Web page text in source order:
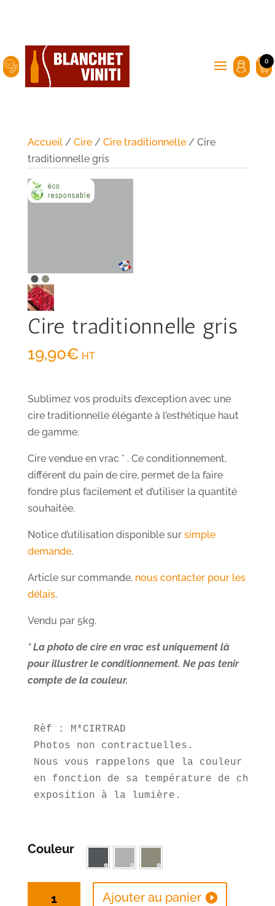
0
Accueil/ Cire/ Cire traditionnelle/ Cire
traditionnelle gris
Cire traditionnelle gris
19,90€ HT
Sublimez vos produits d’exception avec une
cire traditionnelle élégante à l’esthétique haut
de gamme.
Cire vendue en vrac * . Ce conditionnement,
différent du pain de cire, permet de la faire
fondre plus facilement et d’utiliser la quantité
souhaitée.
Notice d’utilisation disponible sur simple
demande.
Article sur commande, nous contacter pour les
délais.
Vendu par 5kg.
* La photo de cire en vrac est uniquement là
pour illustrer le conditionnement. Ne pas tenir
compte de la couleur.
Rèf : M*CIRTRAD
Photos non contractuelles.
Nous vous rappelons que la couleur
en fonction de sa température de
exposition à la lumière.
Couleur
Ajouter au panier